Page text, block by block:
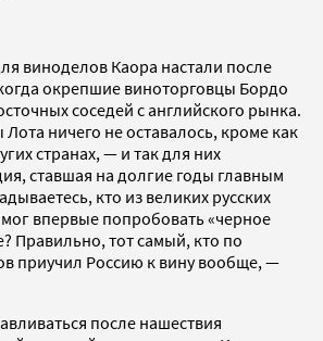
виноделов Каора настали после
окрепшие виноторговцы Бордо
соседей с английского рынка.
ничего не оставалось, кроме как
странах, — и так для них
ставшая на долгие годы главным
кто из великих русских
впервые попробовать «черное
Правильно, тот самый, кто по
приучил Россию к вину вообще, —
после нашествия